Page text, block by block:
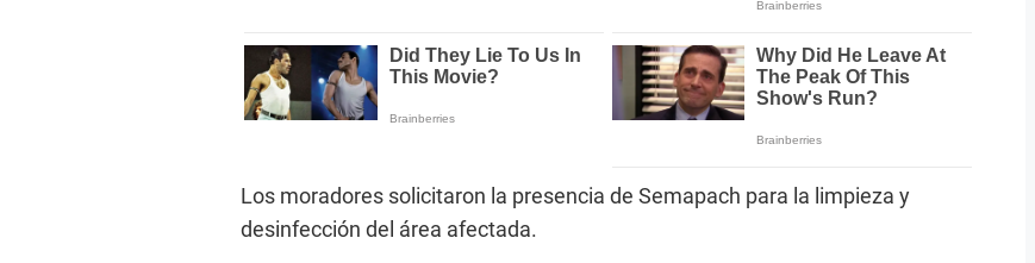
Los moradores solicitaron la presencia de Semapach para la limpieza y
desinfección del área afectada.